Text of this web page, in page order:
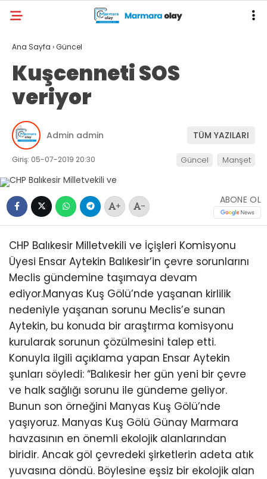
Ana Sayfa ›Güncel
Kuşcenneti SOS
veriyor
Admin admin TÜM YAZILARI
Giriş: 05-07-2019 20:30 Güncel Manşet
+ -
ABONE OL
CHP Balıkesir Milletvekili ve İçişleri Komisyonu
Üyesi Ensar Aytekin Balıkesir’in çevre sorunlarını
Meclis gündemine taşımaya devam
ediyor.Manyas Kuş Gölü’nde yaşanan kirlilik
nedeniyle yaşanan sorunu Meclis’e sunan
Aytekin, bu konuda bir araştırma komisyonu
kurularak sorunun çözülmesini talep etti.
Konuyla ilgili açıklama yapan Ensar Aytekin
şunları söyledi: “Balıkesir her gün yeni bir çevre
ve halk sağlığı sorunu ile gündeme geliyor.
Bunun son örneğini Manyas Kuş Gölü’nde
yaşıyoruz. Manyas Kuş Gölü Günay Marmara
havzasının en önemli ekolojik alanlarından
biridir. Ancak göl çevredeki şirketlerin adeta atık
yuvasına döndü. Böylesine eşsiz bir ekolojik alan